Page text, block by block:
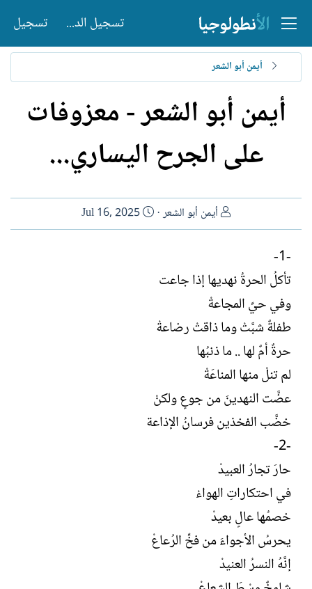
تسجيل الدخول تسجيل
أيمن أبو الشعر
أيمن أبو الشعر - معزوفات
على الجرح اليساري...
ا
ل
ت
ب
أيمن أبو الشعر
ت
ا
Jul 16, 2025
-1-
تأكلُ الحرةُ نهديها إذا جاعت
وفي حيِّ المجاعةْ
طفلةٌ شبَّتْ وما ذاقتْ رضاعةْ
حرةٌ أمٌ لها .. ما ذنبُها
لم تنلْ منها المناعَةْ
عضَّت النهدينَ من جوعٍ ولكنْ
خضَّب الفخذين فرسانُ الإذاعة
-2-
حارَ تجارُ العبيدْ
في احتكاراتِ الهواءْ
خصمُها عالٍ بعيدْ
يحرسُ الأجواءَ من فخِّ الرُعاعْ
إنَّهُ النسرُ العنيدْ